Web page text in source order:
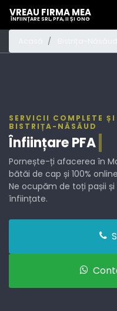
VREAU FIRMA MEA
ÎNFIINȚARE SRL, PFA, II ȘI ONG
SERVICII COMPLETE
BISTRIȚA-NĂSĂUD
ÎnființarePFA
Pornește-ți afacerea în
bătăi de cap și 100%
Ne ocupăm de toți pașii
înființate.